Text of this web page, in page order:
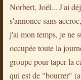
Norbert, Joël... J'ai
s'annonce sans
j'ai mon temps, je ne
occupée toute la
groupe pour taper la
qui est de "bourrer"